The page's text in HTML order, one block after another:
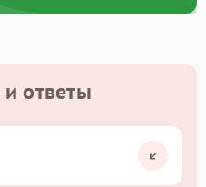
ответы